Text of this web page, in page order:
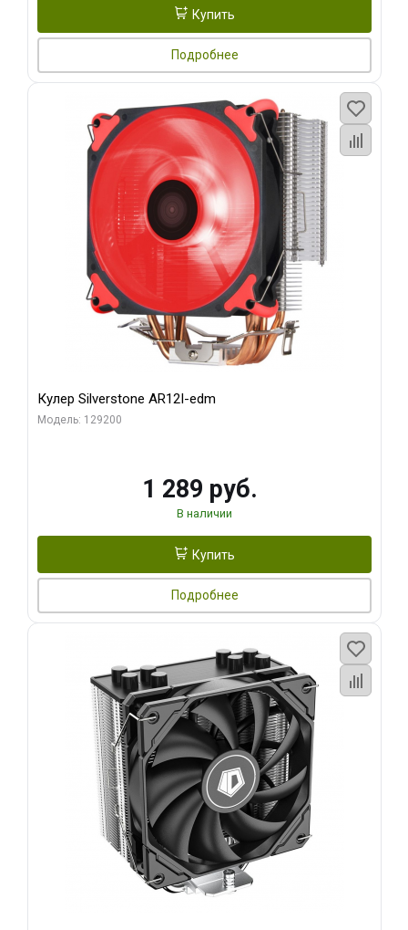
Купить
Подробнее
Кулер Silverstone AR12I-edm
Модель: 129200
1 289 руб.
В наличии
Купить
Подробнее